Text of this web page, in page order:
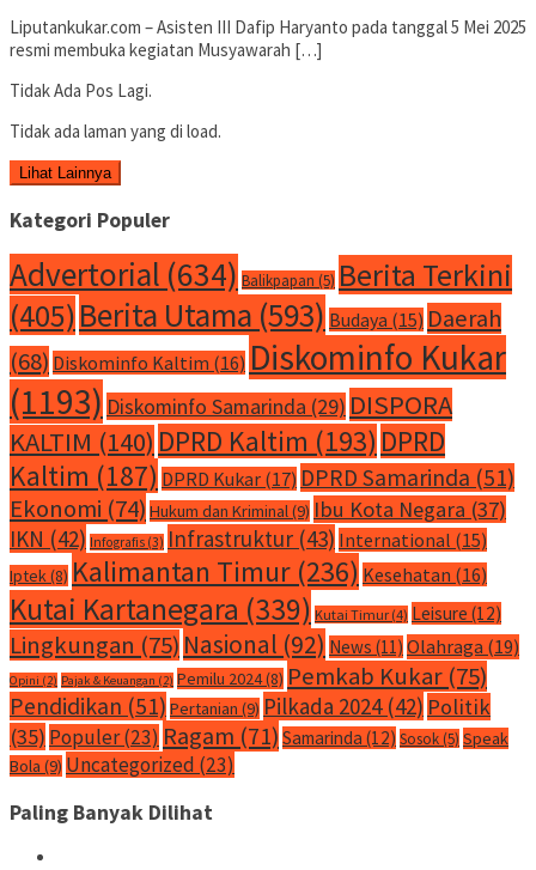
Liputankukar.com – Asisten III Dafip Haryanto pada tanggal 5 Mei 2025
resmi membuka kegiatan Musyawarah […]
Tidak Ada Pos Lagi.
Tidak ada laman yang di load.
Lihat Lainnya
Kategori Populer
Advertorial (634) Balikpapan (5) Berita Terkini
(405)Berita Utama (593) Budaya (15) Daerah
(68) Diskominfo Kaltim (16) Diskominfo Kukar
(1193) Diskominfo Samarinda (29) DISPORA
KALTIM (140) DPRD Kaltim (193) DPRD
Kaltim (187) DPRD Kukar (17) DPRD Samarinda (51)
Ekonomi (74) Hukum dan Kriminal(9) Ibu Kota Negara (37)
IKN (42) Infografis (3) Infrastruktur (43) International (15)
Iptek(8) Kalimantan Timur (236) Kesehatan (16)
Kutai Kartanegara (339) Kutai Timur (4) Leisure (12)
Lingkungan (75) Nasional (92) News (11) Olahraga (19)
Opini (2) Pajak & Keuangan (2) Pemilu 2024(8) Pemkab Kukar (75)
Pendidikan (51) Pertanian (9) Pilkada 2024(42) Politik
(35) Populer(23) Ragam (71) Samarinda (12) Sosok(5) Speak
Bola (9) Uncategorized (23)
Paling Banyak Dilihat